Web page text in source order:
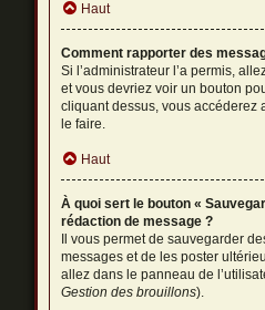
Haut
Comment rapporter des
Si l’administrateur l’a permis,
et vous devriez voir un bouton
cliquant dessus, vous accéderez
le faire.
Haut
À quoi sert le bouton «
rédaction de message ?
Il vous permet de sauvegarder
messages et de les poster
allez dans le panneau de
Gestion des brouillons).